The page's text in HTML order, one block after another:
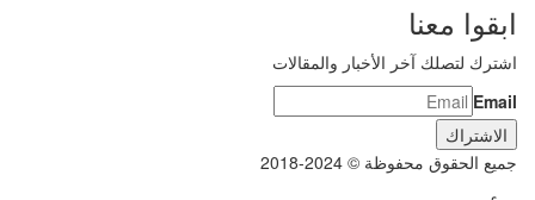
ابقوا معنا
اشترك لتصلك آخر الأخبار والمقالات
Email
جميع الحقوق محفوظة © 2024-2018